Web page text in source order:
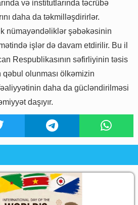
və institutlarında təcrübə
daha da təkmilləşdirirlər.
nümayəndəliklər şəbəkəsinin
işlər də davam etdirilir. Bu il
Respublikasının səfirliyinin təsis
olunması ölkəmizin
daha da gücləndirilməsi
daşıyır.